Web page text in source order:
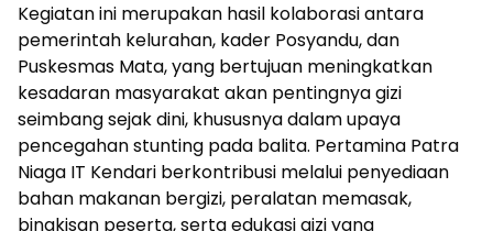
Kegiatan ini merupakan hasil kolaborasi antara
pemerintah kelurahan, kader Posyandu, dan
Puskesmas Mata, yang bertujuan meningkatkan
kesadaran masyarakat akan pentingnya gizi
seimbang sejak dini, khususnya dalam upaya
pencegahan stunting pada balita. Pertamina Patra
Niaga IT Kendari berkontribusi melalui penyediaan
bahan makanan bergizi, peralatan memasak,
bingkisan peserta, serta edukasi gizi yang